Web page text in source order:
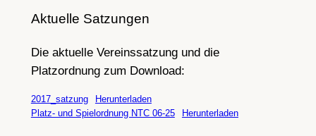
Aktuelle Satzungen
Die aktuelle Vereinssatzung und die
Platzordnung zum Download:
2017_satzung
Herunterladen
Platz- und Spielordnung NTC 06-25
Herunterladen